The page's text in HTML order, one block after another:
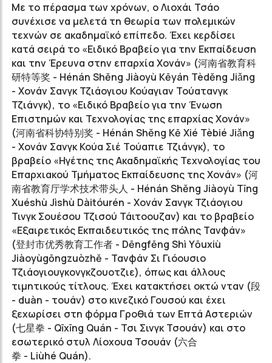
Με το πέρασμα των χρόνων, ο Λιοχάι Τσάο
συνέχισε να μελετά τη θεωρία των πολεμικών
τεχνών σε ακαδημαϊκό επίπεδο. Έχει κερδίσει
κατά σειρά το «Ειδικό Βραβείο για την Εκπαίδευση
και την Έρευνα στην επαρχία Χονάν» (河南省教育科
研特等奖 - Hénán Shěng Jiàoyù Kēyán Tèděng Jiǎng
- Χονάν Σανγκ Τζιάογιου Κούαγιαν Τούατανγκ
Τζιάνγκ), το «Ειδικό Βραβείο για την Ένωση
Επιστημών και Τεχνολογίας της επαρχίας Χoνάν»
(河南省科协特别奖 - Hénán Shěng Kē Xié Tèbié Jiǎng
- Χονάν Σανγκ Κούα Σιέ Τούαπιε Τζιάνγκ), το
βραβείο «Ηγέτης της Ακαδημαϊκής Τεχνολογίας του
Επαρχιακού Τμήματος Εκπαίδευσης της Χoνάν» (河
南省教育厅学术技术带头人 - Hénán Shěng Jiàoyù Tīng
Xuéshù Jìshù Dàitóurén - Χονάν Σανγκ Τζιάογιου
Τινγκ Σουέσου Τζισού Τάιτοουζαν) και το βραβείο
«Εξαιρετικός Εκπαιδευτικός της πόλης Τανφάν»
(登封市优秀教育工作者 - Dēngfēng Shì Yōuxiù
Jiàoyùgōngzuòzhě - Τανφάν Σι Γιόουσιο
Τζιάογιουγκονγκζουοτζιε), όπως και άλλους
τιμητικούς τίτλους. Έχει κατακτήσει οκτώ νταν (段
- duàn - τουάν) στο κινεζικό Γουσού και έχει
ξεχωρίσει στη φόρμα Γροθιά των Επτά Αστεριών
(七星拳 - Qīxīng Quán - Τσι Σινγκ Τσουάν) και στο
εσωτερικό στυλ Λίοχουα Τσουάν (六合
拳 - Liùhé Quán).